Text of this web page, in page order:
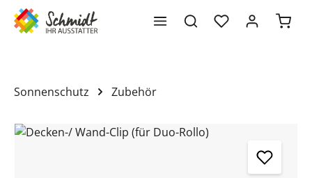
springen
Sonnenschutz Zubehör
Bildergalerie überspringen